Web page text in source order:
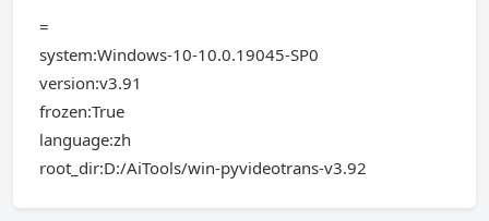
=
system:Windows-10-10.0.19045-SP0
version:v3.91
frozen:True
language:zh
root_dir:D:/AiTools/win-pyvideotrans-v3.92